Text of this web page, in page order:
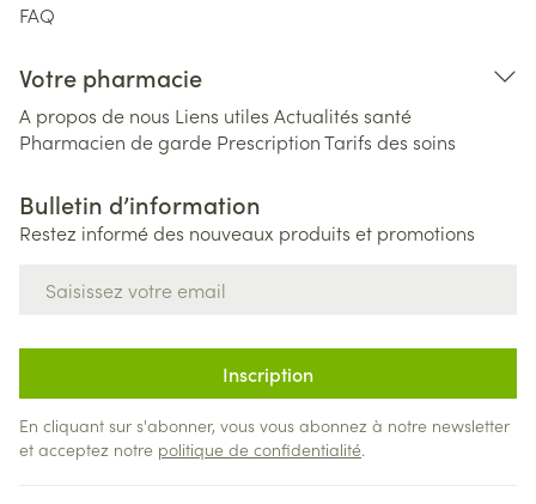
FAQ
Votre pharmacie
A propos de nous Liens utiles Actualités santé
Pharmacien de garde PrescriptionTarifs des soins
Bulletin d’information
Restez informé des nouveaux produits et promotions
Inscription
En cliquant sur s'abonner, vous vous abonnez à notre newsletter
et acceptez notre politique de confidentialité.